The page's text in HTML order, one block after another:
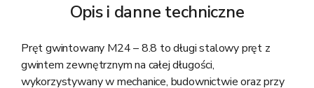
Opis i danne techniczne
Pręt gwintowany M24 – 8.8 to długi stalowy pręt z
gwintem zewnętrznym na całej długości,
wykorzystywany w mechanice, budownictwie oraz przy